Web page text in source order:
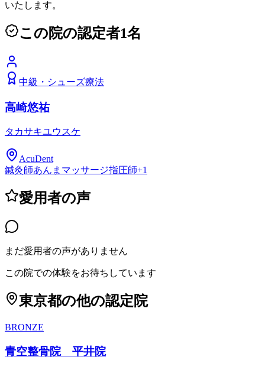
いたします。
この院の認定者1名
中級 ・ シューズ療法
高崎悠祐
タカサキユウスケ
AcuDent
鍼灸師あんまマッサージ指圧師+1
愛用者の声
まだ愛用者の声がありません
この院での体験をお待ちしています
東京都の他の認定院
BRONZE
青空整骨院 平井院